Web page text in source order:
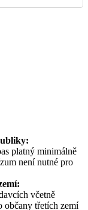
platný minimálně
není nutné pro
včetně
třetích zemí